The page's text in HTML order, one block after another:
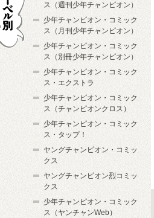
ス（週刊少年チャンピオン）
少年チャンピオン・コミック
ス（月刊少年チャンピオン）
少年チャンピオン・コミック
ス（別冊少年チャンピオン）
少年チャンピオン・コミック
ス・エクストラ
少年チャンピオン・コミック
ス（チャンピオンクロス）
少年チャンピオン・コミック
ス・タップ！
ヤングチャンピオン・コミッ
クス
ヤングチャンピオン烈コミッ
クス
少年チャンピオン・コミック
ス（ヤンチャンWeb）